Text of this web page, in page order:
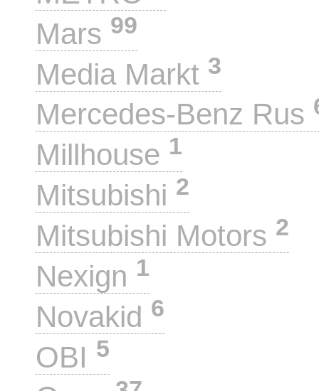
Mars 99
Media Markt 3
Mercedes-Benz Rus
Millhouse 1
Mitsubishi 2
Mitsubishi Motors 2
Nexign 1
Novakid 6
OBI 5